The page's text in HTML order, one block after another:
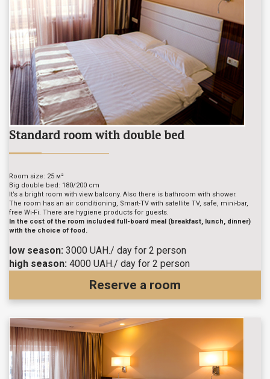
Standard room with double bed
Room size: 25 м²
Big double bed: 180/200 cm
It’s a bright room with view balcony. Also there is bathroom with shower.
The room has an air conditioning, Smart-TV with satellite TV, safe, mini-bar,
free Wi-Fi. There are hygiene products for guests.
In the cost of the room included full-board meal (breakfast, lunch, dinner)
with the choice of food.
low season: 3000 UAH./ day for 2 person
high season: 4000 UAH./ day for 2 person
Reserve a room